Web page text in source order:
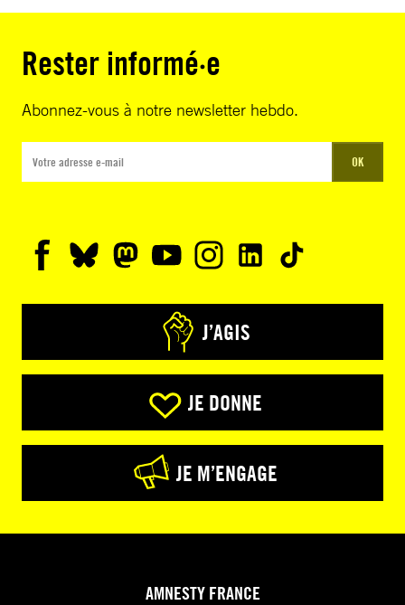
Rester informé·e
Abonnez-vous à notre newsletter hebdo.
OK
J’AGIS
JE DONNE
JE M’ENGAGE
AMNESTY FRANCE